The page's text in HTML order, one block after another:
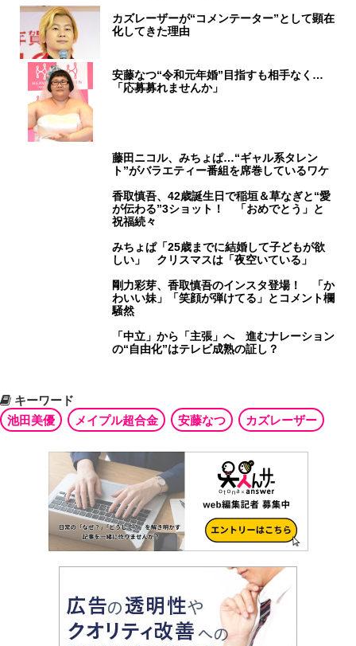
カズレーザーが“コメンテーター”として顕在
化してきた理由
安藤なつ“令和元年婚”目指すも相手なく…
「応募募れませんか」
藤田ニコル、みちょぱ…“ギャル系タレン
ト”がバラエティー番組を席巻しているワケ
香取慎吾、42歳誕生日で稲垣＆草なぎと“愛
が伝わる”3ショット！ 「おめでとう」と
祝福続々
みちょぱ「25歳までに結婚して子どもが欲
しい」 クリスマスは「夜空いている」
剛力彩芽、香取慎吾のインスタ登場！ 「か
わいい妹」「笑顔が弾けてる」とコメント欄
騒然
「中立」から「主張」へ 進むナレーション
の“自由化”はテレビ成熟の証し？
キーワード
池田美優
メイプル超合金 安藤なつ カズレーザー